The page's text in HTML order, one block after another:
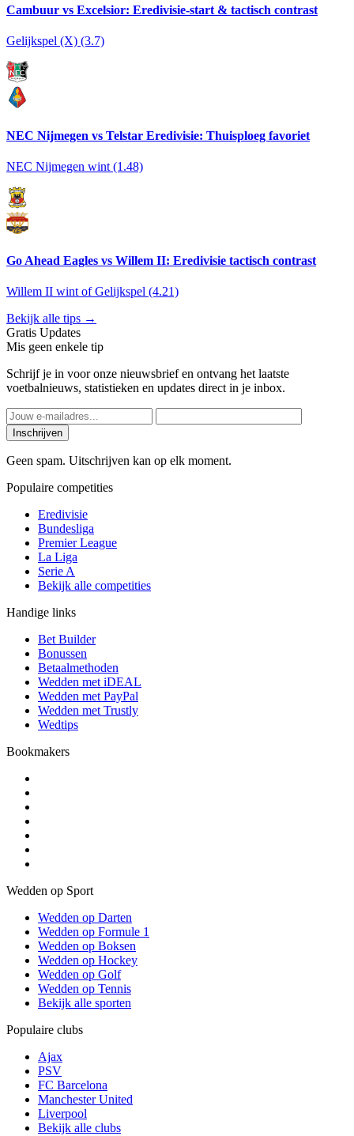
Cambuur vs Excelsior: Eredivisie-start & tactisch contrast
Gelijkspel (X) (3.7)
NEC Nijmegen vs Telstar Eredivisie: Thuisploeg favoriet
NEC Nijmegen wint (1.48)
Go Ahead Eagles vs Willem II: Eredivisie tactisch contrast
Willem II wint of Gelijkspel (4.21)
Bekijk alle tips →
Gratis Updates
Mis geen enkele tip
Schrijf je in voor onze nieuwsbrief en ontvang het laatste
voetbalnieuws, statistieken en updates direct in je inbox.
Inschrijven
Geen spam. Uitschrijven kan op elk moment.
Populaire competities
Eredivisie
Bundesliga
Premier League
La Liga
Serie A
Bekijk alle competities
Handige links
Bet Builder
Bonussen
Betaalmethoden
Wedden met iDEAL
Wedden met PayPal
Wedden met Trustly
Wedtips
Bookmakers
Wedden op Sport
Wedden op Darten
Wedden op Formule 1
Wedden op Boksen
Wedden op Hockey
Wedden op Golf
Wedden op Tennis
Bekijk alle sporten
Populaire clubs
Ajax
PSV
FC Barcelona
Manchester United
Liverpool
Bekijk alle clubs